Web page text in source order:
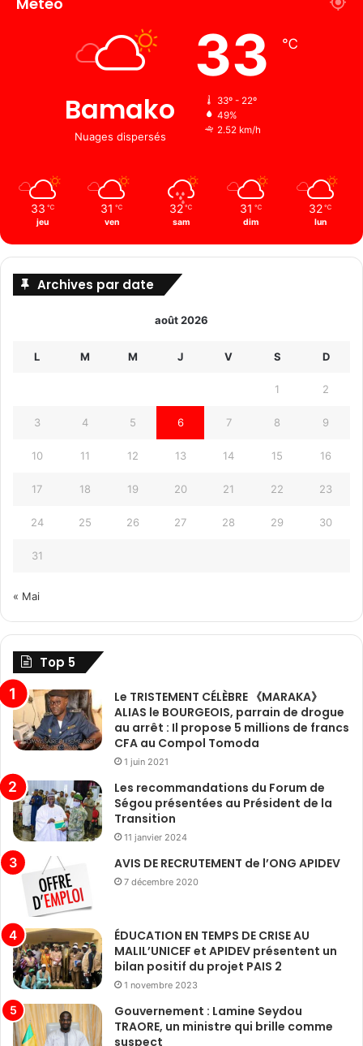
Bamako
Nuages ​​dispersés
33 ℃
33º - 22º
49%
2.52 km/h
33 ℃
jeu
31 ℃
ven
32 ℃
sam
31 ℃
dim
32 ℃
lun
Archives par date
août 2026
L M M J V S D
1 2
3 4 5 6 7 8 9
10 11 12 13 14 15 16
17 18 19 20 21 22 23
24 25 26 27 28 29 30
31
« Mai
Top 5
Le TRISTEMENT CÉLÈBRE 《MARAKA》
ALIAS le BOURGEOIS, parrain de drogue
au arrêt : Il propose 5 millions de francs
CFA au Compol Tomoda
1 juin 2021
Les recommandations du Forum de
Ségou présentées au Président de la
Transition
11 janvier 2024
AVIS DE RECRUTEMENT de l’ONG APIDEV
7 décembre 2020
ÉDUCATION EN TEMPS DE CRISE AU
MALIL’UNICEF et APIDEV présentent un
bilan positif du projet PAIS 2
1 novembre 2023
Gouvernement : Lamine Seydou
TRAORE, un ministre qui brille comme
suspect